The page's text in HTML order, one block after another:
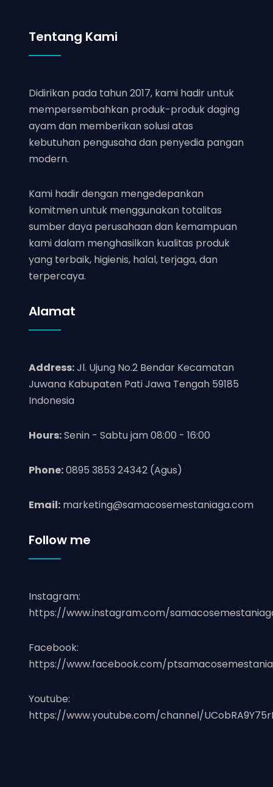
Tentang Kami
Didirikan pada tahun 2017, kami hadir untuk
mempersembahkan produk-produk daging
ayam dan memberikan solusi atas
kebutuhan pengusaha dan penyedia pangan
modern.
Kami hadir dengan mengedepankan
komitmen untuk menggunakan totalitas
sumber daya perusahaan dan kemampuan
kami dalam menghasilkan kualitas produk
yang terbaik, higienis, halal, terjaga, dan
terpercaya.
Alamat
Address:Jl. Ujung No.2 Bendar Kecamatan
Juwana Kabupaten Pati Jawa Tengah 59185
Indonesia
Hours:Senin - Sabtu jam 08:00 - 16:00
Phone:0895 3853 24342 (Agus)
Email:marketing@samacosemestaniaga.com
Follow me
Instagram:
https://www.instagram.com/
Facebook:
https://www.facebook.com/
Youtube:
https://www.youtube.com/channel/